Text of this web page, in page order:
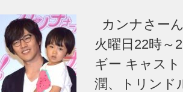
カンナさ
火曜日22時～
ギー キャス
潤、トリン